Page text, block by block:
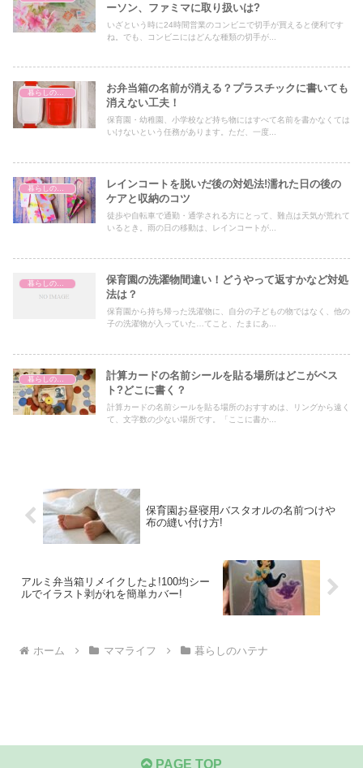
ーソン、ファミマに取り扱いは?
いざという時に24時間営業のコンビニで切手が買えると便利です
ね。でも、コンビニにはどんな種類の切手が...
お弁当箱の名前が消える？プラスチックに書いても
消えない工夫！
保育園・幼稚園、小学校など持ち物にはすべて名前を書かなくては
いけないという任務があります。ただ、一度...
レインコートを脱いだ後の対処法!濡れた日の後の
ケアと収納のコツ
徒歩や自転車で通勤・通学される方にとって、難点は天気が荒れて
いるとき。雨の日の移動は、レインコートが...
暮らしのハテナ
保育園の洗濯物間違い！どうやって返すかなど対処
法は？
保育園から持ち帰った洗濯物に、自分の子どもの物ではなく、他の
子の洗濯物が入っていた…てこと、たまにあ...
暮らしのハテナ
計算カードの名前シールを貼る場所はどこがベス
ト?どこに書く？
計算カードの名前シールを貼る場所のおすすめは、リングから遠く
て、文字数の少ない場所です。「ここに書か...
保育園お昼寝用バスタオルの名前つけや
布の縫い付け方!
アルミ弁当箱リメイクしたよ!100均シー
ルでイラスト剥がれを簡単カバー!
ホーム ママライフ 暮らしのハテナ
PAGE TOP